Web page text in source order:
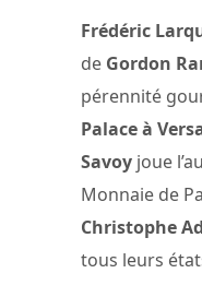
Frédéric
de Gordon
pérennité
Palace à
Savoy joue
Monnaie de
Christophe
tous leurs